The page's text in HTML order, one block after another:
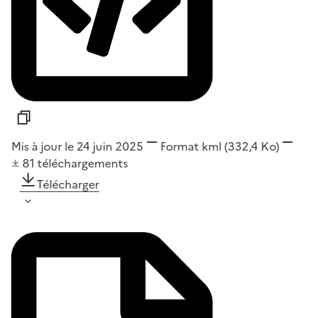
Mis à jour le 24 juin 2025 Format kml (332,4 Ko)
81 téléchargements
Télécharger